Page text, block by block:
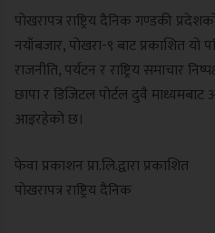
पोखरापत्र राष्ट्रिय दैनिक गण्डकी
नयाँबजार, पोखरा-९ बाट प्रकाशित यो
राजनीति, पर्यटन र राष्ट्रिय समाचार
छापा र डिजिटल पोर्टल दुवै
आइरहेको छ।
फेवा प्रकाशन प्रा.लि.द्वारा प्रकाशित
पोखरापत्र राष्ट्रिय दैनिक